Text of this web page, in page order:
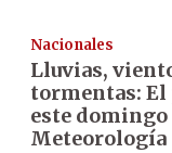
Nacionales
Lluvias,
tormentas:
este domingo
Meteorología